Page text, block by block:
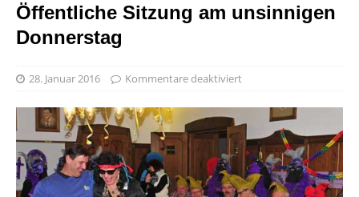
Öffentliche Sitzung am unsinnigen
Donnerstag
28. Januar 2016 Kommentare deaktiviert